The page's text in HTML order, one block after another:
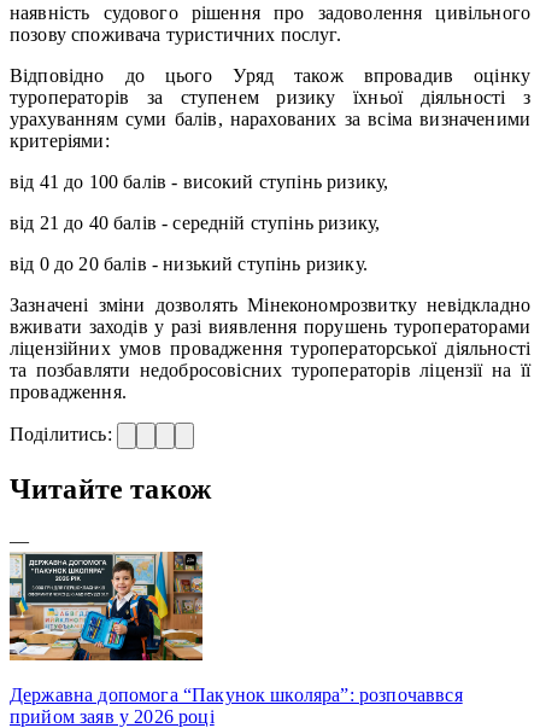
наявність судового рішення про задоволення цивільного
позову споживача туристичних послуг.
Відповідно до цього Уряд також впровадив оцінку
туроператорів за ступенем ризику їхньої діяльності з
урахуванням суми балів, нарахованих за всіма визначеними
критеріями:
від 41 до 100 балів - високий ступінь ризику,
від 21 до 40 балів - середній ступінь ризику,
від 0 до 20 балів - низький ступінь ризику.
Зазначені зміни дозволять Мінекономрозвитку невідкладно
вживати заходів у разі виявлення порушень туроператорами
ліцензійних умов провадження туроператорської діяльності
та позбавляти недобросовісних туроператорів ліцензії на її
провадження.
Поділитись:
Читайте також
—
Державна допомога “Пакунок школяра”: розпочаввся
прийом заяв у 2026 році